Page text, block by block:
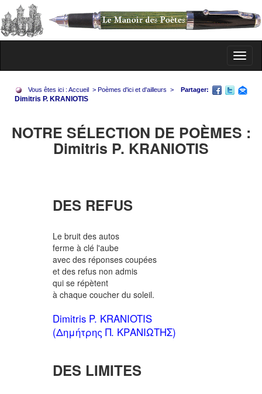
Partager:
Vous êtes ici : Accueil > Poèmes d'ici et d'ailleurs >
Dimitris P. KRANIOTIS
NOTRE SÉLECTION DE POÈMES :
Dimitris P. KRANIOTIS
DES REFUS
Le bruit des autos
ferme à clé l'aube
avec des réponses coupées
et des refus non admis
qui se répètent
à chaque coucher du soleil.
Dimitris P. KRANIOTIS
(Δημήτρης Π. ΚΡΑΝΙΩΤΗΣ)
DES LIMITES